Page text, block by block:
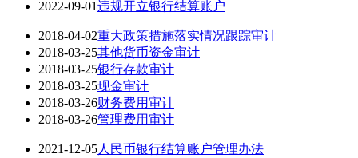
2022-09-01违规开立银行结算账户
2018-04-02重大政策措施落实情况跟踪审计
2018-03-25其他货币资金审计
2018-03-25银行存款审计
2018-03-25现金审计
2018-03-26财务费用审计
2018-03-26管理费用审计
2021-12-05人民币银行结算账户管理办法